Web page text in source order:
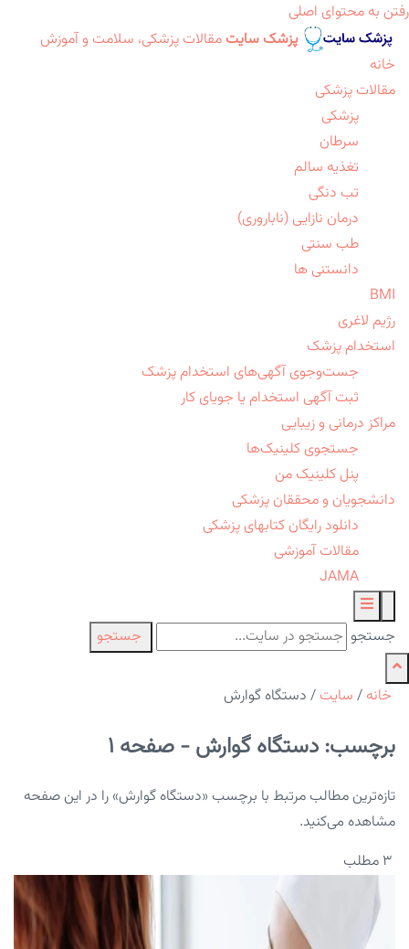
رفتن به محتوای اصلی
پزشک سایت مقالات پزشکی، سلامت و آموزش
خانه
مقالات پزشکی
پزشکی
سرطان
تغذیه سالم
تب دنگی
درمان نازایی (ناباروری)
طب سنتی
دانستنی ها
BMI
رژیم لاغری
استخدام پزشک
جست‌وجوی آگهی‌های استخدام پزشک
ثبت آگهی استخدام یا جویای کار
مراکز درمانی و زیبایی
جستجوی کلینیک‌ها
پنل کلینیک من
دانشجویان و محققان پزشکی
دانلود رایگان کتابهای پزشکی
مقالات آموزشی
JAMA
جستجو جستجو
خانه / سایت / دستگاه گوارش
برچسب: دستگاه گوارش - صفحه 1
تازه‌ترین مطالب مرتبط با برچسب «دستگاه گوارش» را در این صفحه
مشاهده می‌کنید.
۳ مطلب